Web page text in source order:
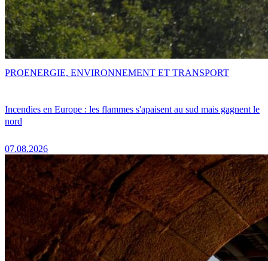
Incendies en Europe : les flammes s'apaisent au sud mais gagnent le
nord
07.08.2026
PROENERGIE, ENVIRONNEMENT ET TRANSPORT